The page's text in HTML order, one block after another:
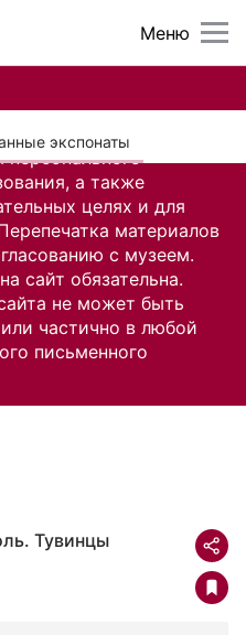
включая все
информацию,
персонального
а также
целях и для
материалов
с музеем.
сайт обязательна.
не может быть
частично в любой
письменного
Меню
экспонаты
Тувинцы